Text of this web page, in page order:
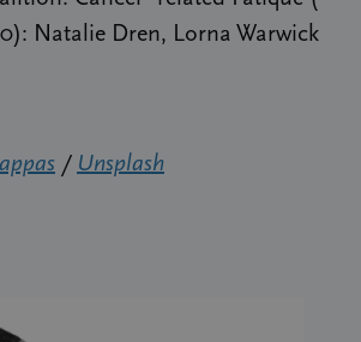
Natalie Dren, Lorna Warwick
/ Unsplash